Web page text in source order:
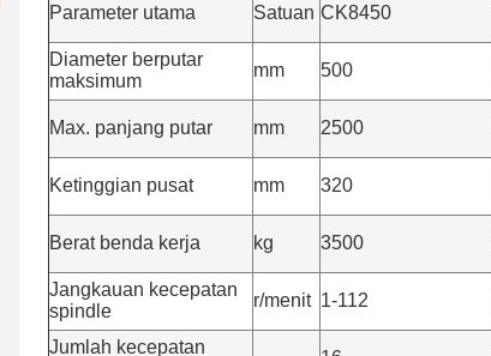
Parameter utama Satuan CK8450
Diameter berputar
maksimum
mm 500
Max. panjang putar mm 2500
Ketinggian pusat mm 320
Berat benda kerja kg 3500
Jangkauan kecepatan
spindle
r/menit 1-112
Jumlah kecepatan